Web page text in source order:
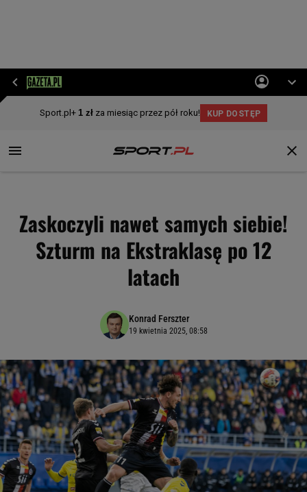
Zaskoczyli nawet samych siebie!
Szturm na Ekstraklasę po 12
latach
Konrad Ferszter
19 kwietnia 2025, 08:58